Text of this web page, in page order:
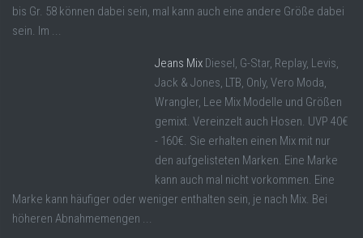
bis Gr. 58 können dabei sein, mal kann auch eine andere Größe dabei
sein. Im ...
Jeans Mix Diesel, G-Star, Replay, Levis,
Jack & Jones, LTB, Only, Vero Moda,
Wrangler, Lee Mix Modelle und Größen
gemixt. Vereinzelt auch Hosen. UVP 40€
- 160€. Sie erhalten einen Mix mit nur
den aufgelisteten Marken. Eine Marke
kann auch mal nicht vorkommen. Eine
Marke kann häufiger oder weniger enthalten sein, je nach Mix. Bei
höheren Abnahmemengen ...